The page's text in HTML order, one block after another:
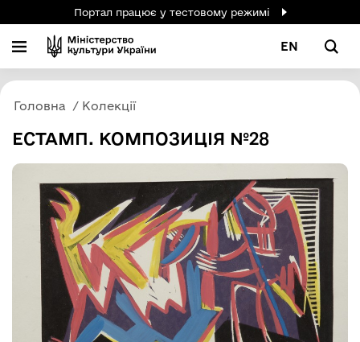
Портал працює у тестовому режимі
EN
Головна Колекції
ЕСТАМП. КОМПОЗИЦІЯ №28